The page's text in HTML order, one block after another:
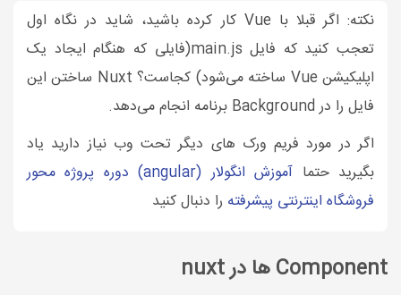
نکته: اگر قبلا با Vue کار کرده باشید، شاید در نگاه اول
تعجب کنید که فایل main.js(فایلی که هنگام ایجاد یک
اپلیکیشن Vue ساخته می‌شود) کجاست؟ Nuxt ساختن این
فایل را در Background برنامه انجام می‌دهد.
اگر در مورد فریم ورک های دیگر تحت وب نیاز دارید یاد
بگیرید حتما
آموزش انگولار (angular) دوره پروژه محور
فروشگاه اینترنتی پیشرفته را دنبال کنید
Component ها در nuxt